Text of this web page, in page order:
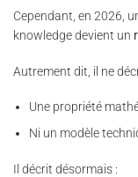
Cependant, en 2026,
knowledge devient un
Autrement dit, il ne
Une propriété
Ni un modèle
Il décrit désormais :